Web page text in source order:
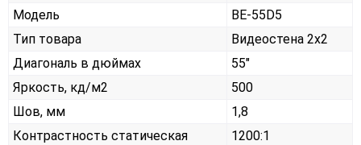
Модель
BE-55D5
Тип товара
Видеостена 2х2
Диагональ в дюймах
55"
Яркость, кд/м2
500
Шов, мм
1,8
Контрастность статическая
1200:1